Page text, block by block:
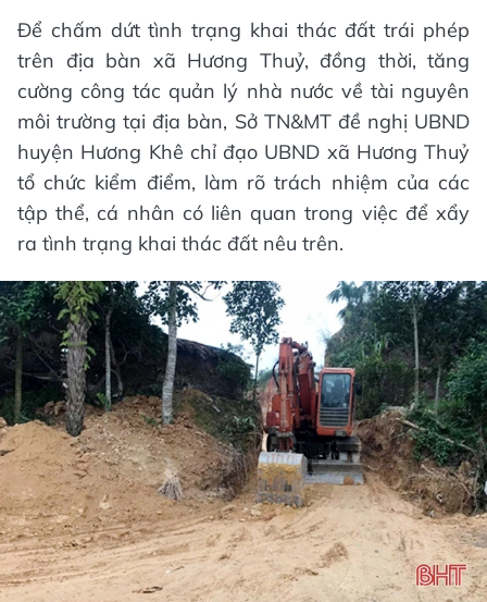
Để chấm dứt tình trạng khai thác đất trái phép
trên địa bàn xã Hương Thuỷ, đồng thời, tăng
cường công tác quản lý nhà nước về tài nguyên
môi trường tại địa bàn, Sở TN&MT đề nghị UBND
huyện Hương Khê chỉ đạo UBND xã Hương Thuỷ
tổ chức kiểm điểm, làm rõ trách nhiệm của các
tập thể, cá nhân có liên quan trong việc để xẩy
ra tình trạng khai thác đất nêu trên.